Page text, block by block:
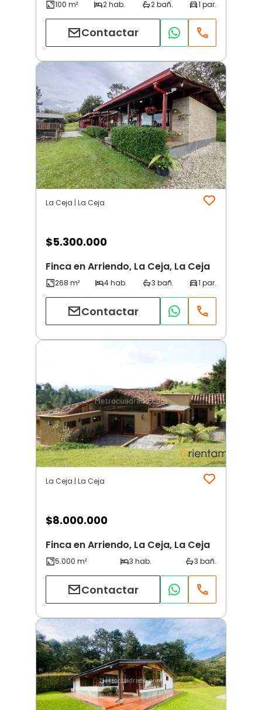
Contactar
La Ceja | La Ceja
$5.300.000
Finca en Arriendo, La Ceja, La Ceja
Contactar
La Ceja | La Ceja
$8.000.000
Finca en Arriendo, La Ceja, La Ceja
Contactar